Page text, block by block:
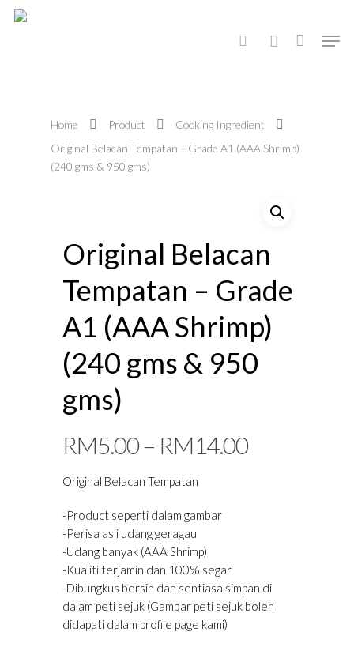
Home Product
Cooking Ingredient
Original Belacan Tempatan – Grade A1 (AAA Shrimp)
(240 gms & 950 gms)
Original Belacan
Tempatan – Grade
A1 (AAA Shrimp)
(240 gms & 950
gms)
RM5.00– RM14.00
Original Belacan Tempatan
-Product seperti dalam gambar
-Perisa asli udang geragau
-Udang banyak (AAA Shrimp)
-Kualiti terjamin dan 100% segar
-Dibungkus bersih dan sentiasa simpan di
dalam peti sejuk (Gambar peti sejuk boleh
didapati dalam profile page kami)